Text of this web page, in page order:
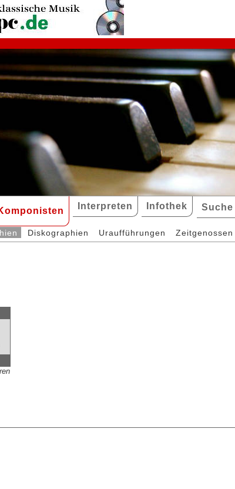
Interpreten Infothek Suche
Diskographien Uraufführungen Zeitgenossen